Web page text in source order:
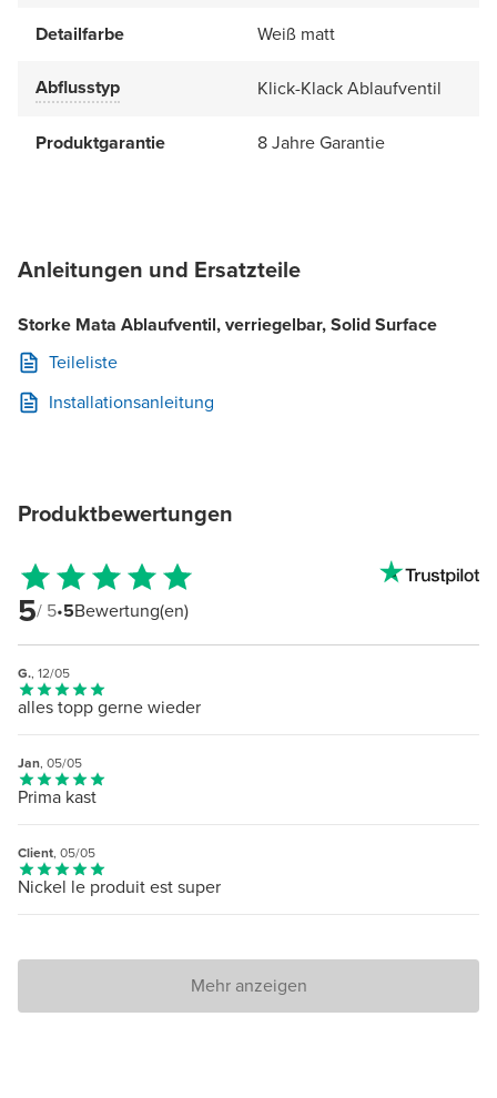
Detailfarbe Weiß matt
Abflusstyp Klick-Klack Ablaufventil
Produktgarantie 8 Jahre Garantie
Anleitungen und Ersatzteile
Storke Mata Ablaufventil, verriegelbar, Solid Surface
Teileliste
Installationsanleitung
Produktbewertungen
5/ 5•5Bewertung(en)
G., 12/05
alles topp gerne wieder
Jan, 05/05
Prima kast
Client, 05/05
Nickel le produit est super
Mehr anzeigen